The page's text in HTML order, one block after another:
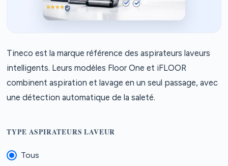
Tineco est la marque référence des aspirateurs laveurs
intelligents. Leurs modèles Floor One et iFLOOR
combinent aspiration et lavage en un seul passage, avec
une détection automatique de la saleté.
TYPE ASPIRATEURS LAVEUR
Type aspirateurs laveur
Tous